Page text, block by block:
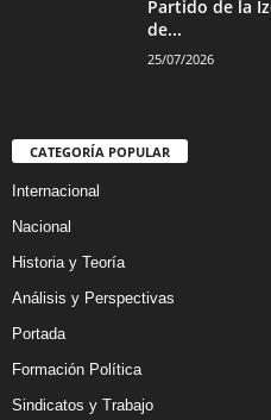
Partido de la
de...
25/07/2026
CATEGORÍA POPULAR
Internacional
Nacional
Historia y Teoría
Análisis y Perspectivas
Portada
Formación Política
Sindicatos y Trabajo